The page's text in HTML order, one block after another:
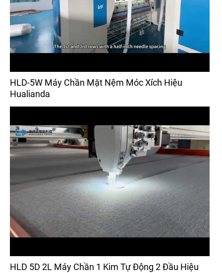
HLD-5W Máy Chần Mặt Nệm Móc Xích Hiệu
Hualianda
HLD 5D 2L Máy Chần 1 Kim Tự Động 2 Đầu Hiệu